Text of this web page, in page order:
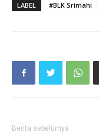
LABEL #BLK Srimahi
Berita sebelumya